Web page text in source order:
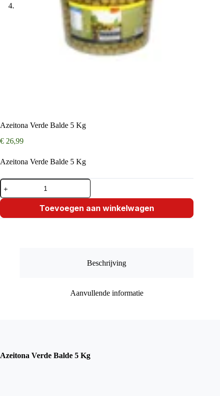
Azeitona Verde Balde 5 Kg
€ 26,99
Azeitona Verde Balde 5 Kg
Azeitona
Verde
Balde
Kg
Toevoegen aan winkelwagen
Beschrijving
Aanvullende informatie
Azeitona Verde Balde 5 Kg